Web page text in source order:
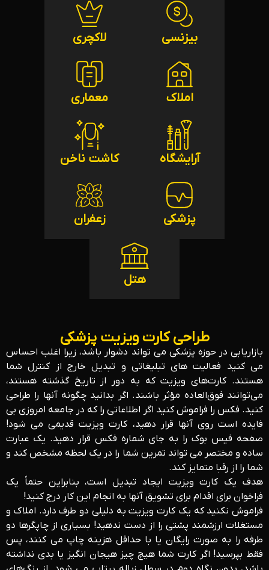
بیزنسی لاکچری
املاک معماری
آرایشگاه کاشت ناخن
پزشکی زعفران
هتل
طراحی کارت ویزیت پزشکی
بازاریابی در حوزه پزشکی می تواند دشوار باشد، زیرا اغلب احساس
می کنید فعالیت های تبلیغاتی و تبدیل خارج از کنترل شما
هستند. کارت‌های ویزیت که به دور از تاریخ گذشته هستند،
می‌توانند فوق‌العاده مؤثر باشند. اگر بدانید چگونه آنها را طراحی
کنید. فکس را فراموش کنید اگر اطلاعاتی را که در جامعه امروزی بی
فایده است روی آنها قرار دهید، کارت ویزیت قدیمی می شود!
صفحه فیس بوک را به جای شماره فکس قرار دهید. یک عبارت
ساده و مختصر می تواند تمرین شما را در یک لحظه مشخص کند و
شما را از رقبا متمایز کند.
هدف یک کارت ویزیت ایجاد تبدیل است، بنابراین حتماً یک
فراخوان برای اقدام برای تشویق آنها به انجام این کار درج کنید!
فراموش نکنید که یک کارت ویزیت به دلیلی دو طرف دارد. املاک و
مستغلات ارزشمند پشتی را از دست ندهید! بسیاری از چاپگرها دو
طرفه را به صورت رایگان یا با حداقل هزینه چاپ می کنند، پس
فقط بپرسید! اگر کارت شما هیچ چیز هیجان انگیز یا بدی نداشته